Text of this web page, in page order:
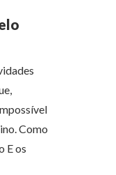
Como
E os